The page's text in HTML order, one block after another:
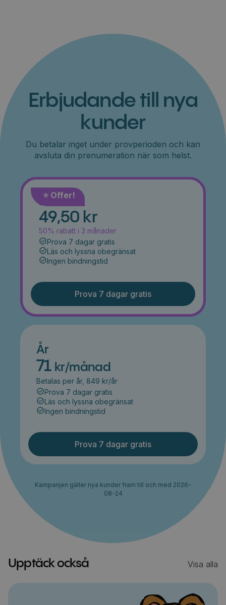
Erbjudande till nya
kunder
Du betalar inget under provperioden och kan
avsluta din prenumeration när som helst.
⭐️ Offer!
Månad
49,50 kr
50% rabatt i 3 månader
Prova 7 dagar gratis
Läs och lyssna obegränsat
Ingen bindningstid
Prova 7 dagar gratis
År
71 kr/månad
Betalas per år, 849 kr/år
Prova 7 dagar gratis
Läs och lyssna obegränsat
Ingen bindningstid
Prova 7 dagar gratis
Kampanjen gäller nya kunder fram till och med 2026-
08-24
Upptäck också Visa alla